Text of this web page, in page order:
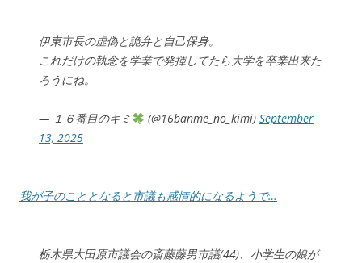
伊東市長の虚偽と詭弁と自己保身。
これだけの執念を学業で発揮してたら大学を卒業出来た
ろうにね。
— １６番目のキミ (@16banme_no_kimi) September
13, 2025
我が子のこととなると市議も感情的になるようで…
栃木県大田原市議会の斎藤藤男市議(44)、小学生の娘が